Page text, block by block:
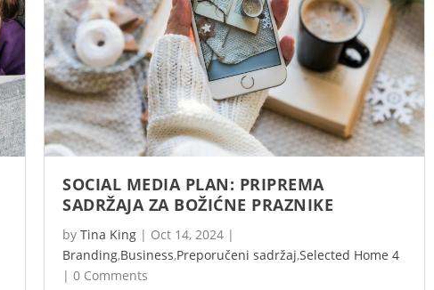
SOCIAL MEDIA PLAN: PRIPREMA
SADRŽAJA ZA BOŽIĆNE PRAZNIKE
by Tina King | Oct 14, 2024 |
Branding,Business,Preporučeni sadržaj,Selected Home 4
| 0 Comments